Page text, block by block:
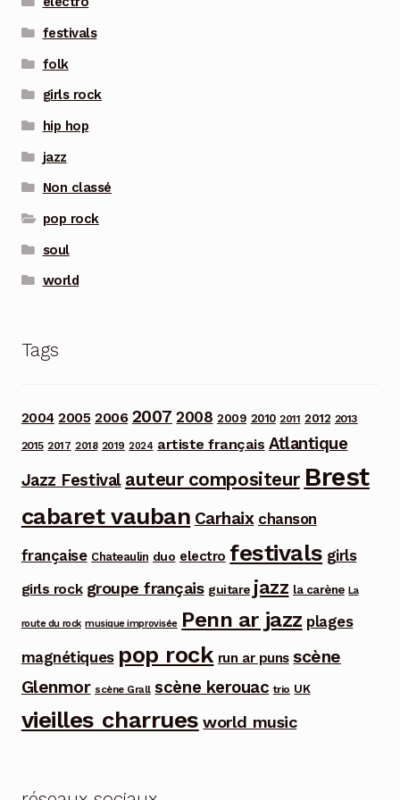
festivals
folk
girls rock
hip hop
jazz
Non classé
pop rock
soul
world
Tags
2004 2005 2006 2007 2008 2009 2010 2011 2012 2013
2015 2017 2018 2019 2024 artiste français Atlantique
Jazz Festival auteur compositeur Brest
cabaret vauban Carhaix chanson
française Chateaulin duo electro festivals girls
girls rock groupe français guitare jazz la carène La
route du rock musique improvisée Penn ar jazz plages
magnétiques pop rock run ar puns scène
Glenmor scène Grall scène kerouac trio UK
vieilles charrues world music